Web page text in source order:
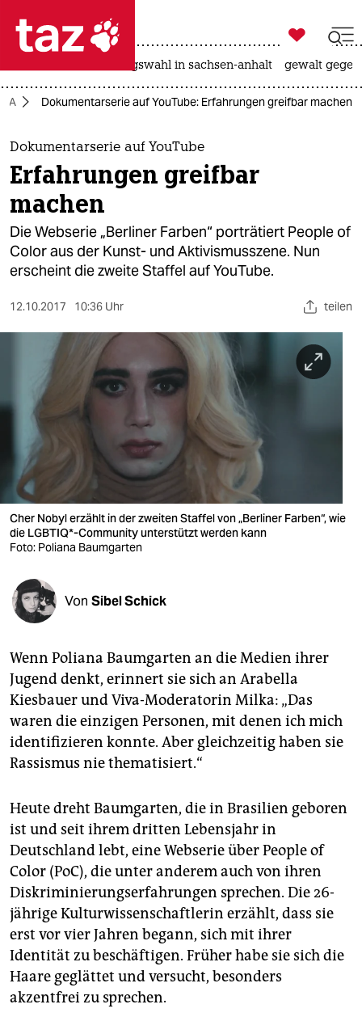
 taz zahl ich
taz zahl ich
themen
politik
öko
gesellschaft
sport
berlin
nord
wahrheit
verlag
verlag
veranstaltungen
fragen & hilfe
abo
genossenschaft
epaper login

taz zahl ich
landtagswahl in sachsen-anhalt gewalt
Dokumentarserie auf YouTube: Erfahrungen greifbar machen
Dokumentarserie auf YouTube
Erfahrungen greifbar
machen
Die Webserie „Berliner Farben“ porträtiert People of
Color aus der Kunst- und Aktivismusszene. Nun
erscheint die zweite Staffel auf YouTube.
12.10.2017 10:36 Uhr teilen
Cher Nobyl erzählt in der zweiten Staffel von „Berliner Farben“, wie
die LGBTIQ*-Community unterstützt werden kann
Foto: Poliana Baumgarten
Von Sibel Schick
Wenn Poliana Baumgarten an die Medien ihrer
Jugend denkt, erinnert sie sich an Arabella
Kiesbauer und Viva-Moderatorin Milka: „Das
waren die einzigen Personen, mit denen ich mich
identifizieren konnte. Aber gleichzeitig haben sie
Rassismus nie thematisiert.“
Heute dreht Baumgarten, die in Brasilien geboren
ist und seit ihrem dritten Lebensjahr in
Deutschland lebt, eine Webserie über People of
Color (PoC), die unter anderem auch von ihren
Diskriminierungserfahrungen sprechen. Die 26-
jährige Kulturwissenschaftlerin erzählt, dass sie
erst vor vier Jahren begann, sich mit ihrer
Identität zu beschäftigen. Früher habe sie sich die
Haare geglättet und versucht, besonders
akzentfrei zu sprechen.